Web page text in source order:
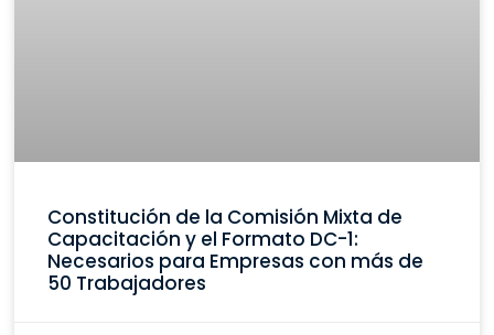
Constitución de la Comisión Mixta de
Capacitación y el Formato DC-1:
Necesarios para Empresas con más de
50 Trabajadores